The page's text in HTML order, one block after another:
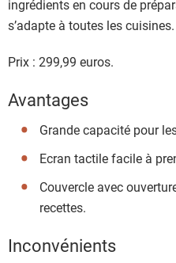
ingrédients en cours de
s’adapte à toutes les cuisines.
Prix : 299,99 euros.
Avantages
Grande capacité pour
Ecran tactile facile à
Couvercle avec
recettes.
Inconvénients